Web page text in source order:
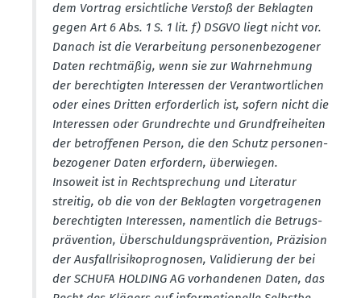
dem Vortrag ersicht­liche Verstoß der Beklagten
gegen Art 6 Abs. 1 S. 1 lit. f) DSGVO liegt nicht vor.
Danach ist die Verar­beitung perso­nen­be­zo­gener
Daten recht­mäßig, wenn sie zur Wahrnehmung
der berech­tigten Inter­essen der Verant­wort­lichen
oder eines Dritten erfor­derlich ist, sofern nicht die
Inter­essen oder Grund­rechte und Grund­frei­heiten
der betrof­fenen Person, die den Schutz perso­nen­
be­zo­gener Daten erfordern, überwiegen.
Insoweit ist in Recht­spre­chung und Literatur
streitig, ob die von der Beklagten vorge­tra­genen
berech­tigten Inter­essen, namentlich die Betrugs­
prä­vention, Überschul­dungs­prä­vention, Präzision
der Ausfall­ri­si­ko­pro­gnosen, Validierung der bei
der SCHUFA HOLDING AG vorhan­denen Daten, das